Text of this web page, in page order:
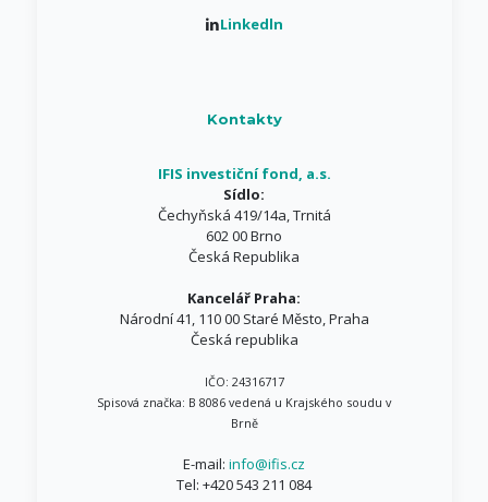
Linkedln
Kontakty
IFIS investiční fond, a.s.
Sídlo:
Čechyňská 419/14a, Trnitá
602 00 Brno
Česká Republika
Kancelář Praha:
Národní 41, 110 00 Staré Město, Praha
Česká republika
IČO: 24316717
Spisová značka: B 8086 vedená u Krajského soudu v
Brně
E-mail: info@ifis.cz
Tel: +420 543 211 084